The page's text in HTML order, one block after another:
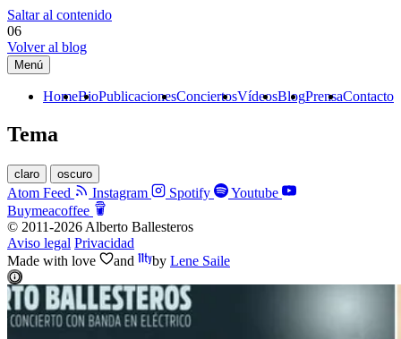
Saltar al contenido
06
Volver al blog
Menú
HomeBioPublicacionesConciertosVídeosBlogPrensaContacto
Tema
claro oscuro
Atom Feed Instagram Spotify
Youtube
Buymeacoffee
© 2011-2026 Alberto Ballesteros
Aviso legal Privacidad
Made with love and by Lene Saile